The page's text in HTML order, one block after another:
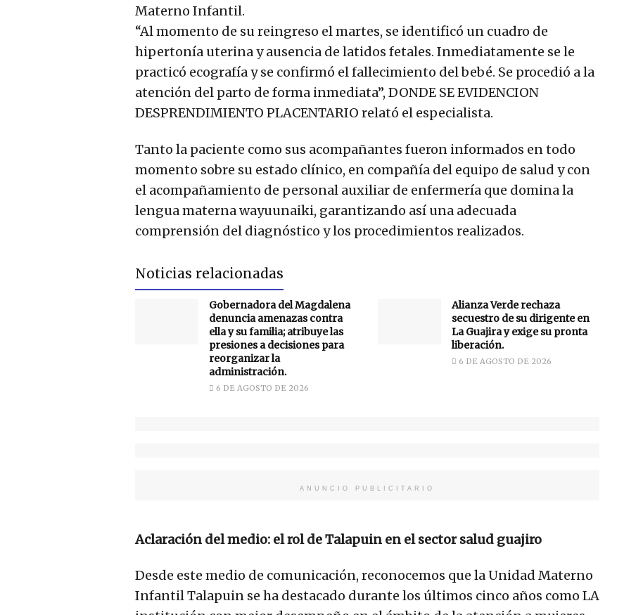
Materno Infantil.
“Al momento de su reingreso el martes, se identificó un cuadro de
hipertonía uterina y ausencia de latidos fetales. Inmediatamente se le
practicó ecografía y se confirmó el fallecimiento del bebé. Se procedió a la
atención del parto de forma inmediata”, DONDE SE EVIDENCION
DESPRENDIMIENTO PLACENTARIO relató el especialista.
Tanto la paciente como sus acompañantes fueron informados en todo
momento sobre su estado clínico, en compañía del equipo de salud y con
el acompañamiento de personal auxiliar de enfermería que domina la
lengua materna wayuunaiki, garantizando así una adecuada
comprensión del diagnóstico y los procedimientos realizados.
Noticias relacionadas
Gobernadora del Magdalena
denuncia amenazas contra
ella y su familia; atribuye las
presiones a decisiones para
reorganizar la
administración.
6 DE AGOSTO DE 2026
Alianza Verde rechaza
secuestro de su dirigente en
La Guajira y exige su pronta
liberación.
6 DE AGOSTO DE 2026
ANUNCIO PUBLICITARIO
Aclaración del medio: el rol de Talapuin en el sector salud guajiro
Desde este medio de comunicación, reconocemos que la Unidad Materno
Infantil Talapuin se ha destacado durante los últimos cinco años como LA